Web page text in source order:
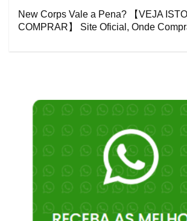
New Corps Vale a Pena? 【VEJA
COMPRAR】 Site Oficial, Onde